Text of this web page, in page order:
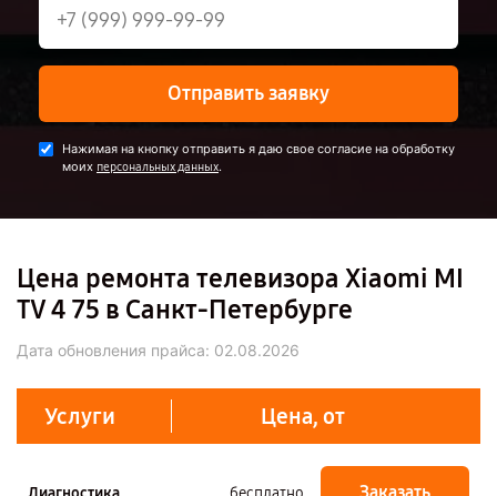
Отправить заявку
Нажимая на кнопку отправить я даю свое согласие на обработку
моих персональных данных.
Цена ремонта телевизора Xiaomi MI
TV 4 75 в Санкт-Петербурге
Дата обновления прайса: 02.08.2026
Услуги Цена, от